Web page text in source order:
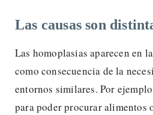
Las causas son
Las homoplasias aparecen en
como consecuencia de la
entornos similares. Por
para poder procurar alimentos